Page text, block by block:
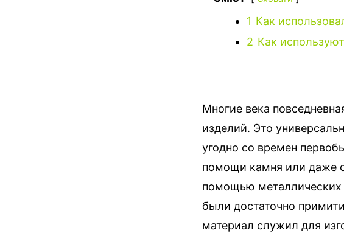
1 Как
2 Как
Многие века
изделий. Это
угодно со времен
помощи камня или даже
помощью металлических
были достаточно
материал служил для